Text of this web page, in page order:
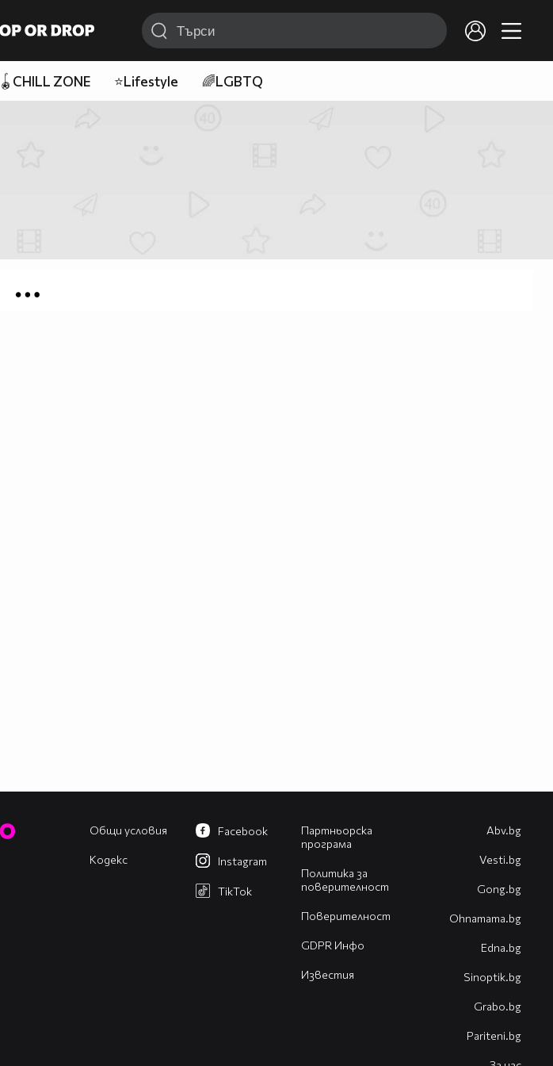
🪀CHILL ZONE ⭐Lifestyle 🌈LGBTQ
Общи условия
Кодекс
Партньорска
програма
Политика за
поверителност
Поверителност
GDPR Инфо
Известия
Facebook
Instagram
TikTok
Abv.bg
Vesti.bg
Gong.bg
Оhnamama.bg
Edna.bg
Sinoptik.bg
Grabo.bg
Pariteni.bg